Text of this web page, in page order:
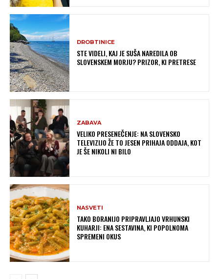
DROBTINICE
STE VIDELI, KAJ JE SUŠA NAREDILA OB
SLOVENSKEM MORJU? PRIZOR, KI PRETRESE
ZABAVA
VELIKO PRESENEČENJE: NA SLOVENSKO
TELEVIZIJO ŽE TO JESEN PRIHAJA ODDAJA, KOT
JE ŠE NIKOLI NI BILO
NASVETI
TAKO BORANIJO PRIPRAVLJAJO VRHUNSKI
KUHARJI: ENA SESTAVINA, KI POPOLNOMA
SPREMENI OKUS